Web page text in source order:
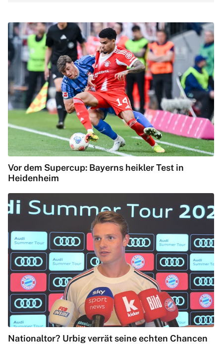
Vor dem Supercup: Bayerns heikler Test in
Heidenheim
Nationaltor? Urbig verrät seine echten Chancen